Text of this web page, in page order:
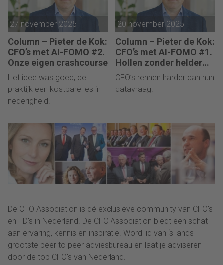
27 november 2025
Column – Pieter de Kok:
CFO’s met AI-FOMO #2.
Onze eigen crashcourse
Het idee was goed, de
praktijk een kostbare les in
nederigheid.
20 november 2025
Column – Pieter de Kok:
CFO’s met AI-FOMO #1.
Hollen zonder helder
doel
CFO’s rennen harder dan hun
datavraag.
De CFO Association is dé exclusieve community van CFO's
en FD's in Nederland. De CFO Association biedt een schat
aan ervaring, kennis en inspiratie. Word lid van ‘s lands
grootste peer to peer adviesbureau en laat je adviseren
door de top CFO's van Nederland.